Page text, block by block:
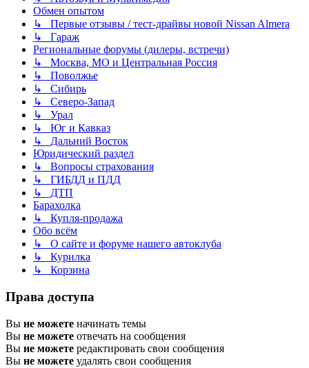
Обмен опытом
↳ Первые отзывы / тест-драйвы новой Nissan Almera
↳ Гараж
Региональные форумы (дилеры, встречи)
↳ Москва, МО и Центральная Россия
↳ Поволжье
↳ Сибирь
↳ Северо-Запад
↳ Урал
↳ Юг и Кавказ
↳ Дальний Восток
Юридический раздел
↳ Вопросы страхования
↳ ГИБДД и ПДД
↳ ДТП
Барахолка
↳ Купля-продажа
Обо всём
↳ О сайте и форуме нашего автоклуба
↳ Курилка
↳ Корзина
Права доступа
Вы не можете начинать темы
Вы не можете отвечать на сообщения
Вы не можете редактировать свои сообщения
Вы не можете удалять свои сообщения